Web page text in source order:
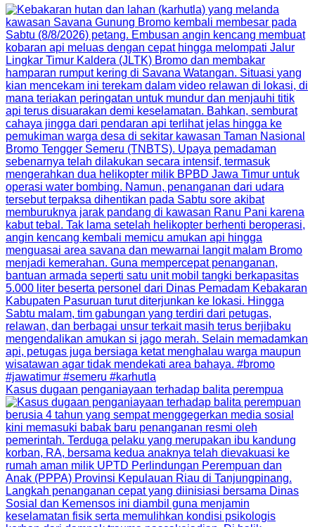
Kasus dugaan penganiayaan terhadap balita perempua